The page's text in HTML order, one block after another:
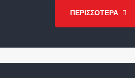
ΠΕΡΙΣΣΟΤΕΡΑ